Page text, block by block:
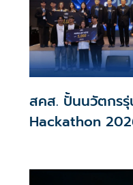
สคส. ปั้นนวัตกรรุ่
Hackathon